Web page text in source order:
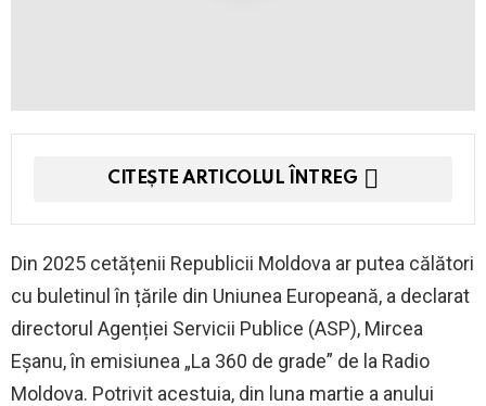
CITEȘTE ARTICOLUL ÎNTREG
Din 2025 cetățenii Republicii Moldova ar putea călători
cu buletinul în țările din Uniunea Europeană, a declarat
directorul Agenției Servicii Publice (ASP), Mircea
Eșanu, în emisiunea „La 360 de grade” de la Radio
Moldova. Potrivit acestuia, din luna martie a anului